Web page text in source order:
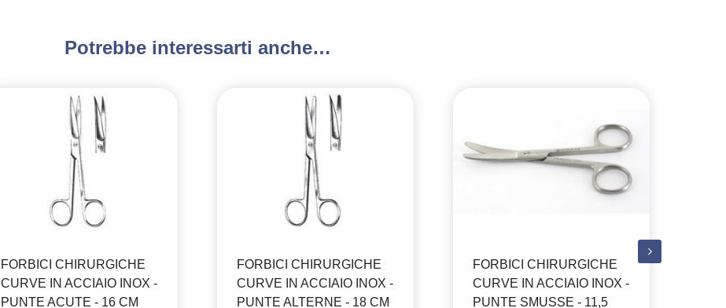
Potrebbe interessarti anche…
FORBICI CHIRURGICHE
CURVE IN ACCIAIO INOX -
PUNTE ACUTE - 16 CM
FORBICI CHIRURGICHE
CURVE IN ACCIAIO INOX -
PUNTE ALTERNE - 18 CM
FORBICI CHIRURGICHE
CURVE IN ACCIAIO INOX -
PUNTE SMUSSE - 11,5